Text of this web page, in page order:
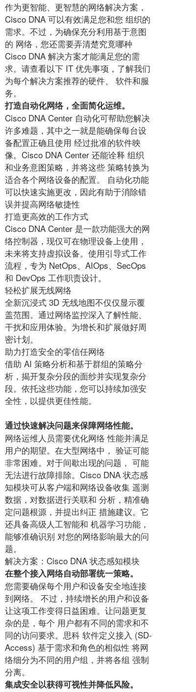
作为更智能、更智慧的网络解决方案，
Cisco DNA 可以有效满足您和您 组织的
需求。不过，为确保充分利用基于意图
的 网络，您还需要弄清楚究竟哪种
Cisco DNA 解决方案才能满足您的需
求。请查看以下 IT 优先事项，了解我们
为每个解决方案推荐的硬件、 软件和服
务。
打造自动化网络，全面简化运维。
Cisco DNA Center 自动化可帮助您解决
许多难题，其中之一就是能确保每台设
备配置正确且使用 经过批准的软件映
像。Cisco DNA Center 还能诠释 组织
和业务意图策略，并将这些 策略转换为
适合各个网络设备的配置。 自动化功能
可以快速实施更改，因此有助于消除错
误并提高网络敏捷性
打造更高效的工作方式
Cisco DNA Center 是一款功能强大的网
络控制器，现仅可在物理设备上使用，
未来将支持虚拟设备。使用引导式工作
流程，专为 NetOps、AIOps、SecOps
和 DevOps 工作职责设计。
轻松扩展无线网络
全新沉浸式 3D 无线地图不仅仅显示覆
盖范围。通过网络监控深入了解性能、
干扰和应用体验。为增长和扩展做好周
密计划。
助力打造安全的零信任网络
借助 AI 策略分析和基于群组的策略分
析，揭开复杂分段的面纱并实现复杂分
段。依托这些功能，您可以持续加强安
全性，以提供更佳性能。
通过快速解决问题来保障网络性能。
网络运维人员需要优化网络 性能并满足
用户的期望。在大型网络中， 验证可能
非常困难。对于间歇出现的问题， 可能
无法进行故障排除。Cisco DNA 状态感
知模块可从客户端和网络设备收集 遥测
数据，对数据进行关联和 分析，精准确
定问题根源，并提出纠正 措施建议。它
还具备高级人工智能和 机器学习功能，
能够准确识别 对您的网络影响最大的问
题。
解决方案：Cisco DNA 状态感知模块
在整个接入网络自动部署统一策略。
您需要确保每个用户和设备安全地连接
到网络。 不过，持续增长的用户和设备
让这项工作变得日益困难。让问题更复
杂的是，每个 用户都有不同的需求和不
同的访问要求。思科 软件定义接入 (SD-
Access) 基于需求和角色的相似性 将网
络细分为不同的用户组，并将各组 强制
分离。
集成安全以获得可视性并降低风险。